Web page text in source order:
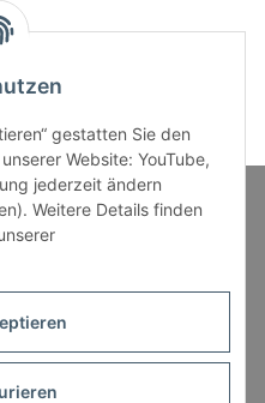
gestatten Sie den
Website: YouTube,
jederzeit ändern
Weitere Details finden